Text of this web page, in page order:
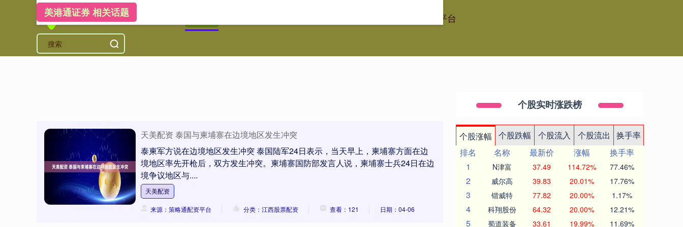
股票配资官网平台
美港通证券 相关话题
天美配资 泰国与柬埔寨在边境地区发生冲突
泰柬军方说在边境地区发生冲突 泰国陆军24日表示，当天早上，柬埔寨方面在边
境地区率先开枪后，双方发生冲突。柬埔寨国防部发言人说，柬埔寨士兵24日在边
境争议地区与....
天美配资
来源：策略通配资平台 分类：江西股票配资 查看：121 日期：04-06
个股实时涨跌榜
个股涨幅 个股跌幅 个股流入 个股流出
换手率
排名
名称 最新价 涨幅
换手率
1
N津富 37.49 114.72% 77.46%
2 威尔高 39.83 20.01% 17.76%
3 锴威特 77.82 20.00% 1.17%
4 科翔股份 64.32 20.00% 12.21%
5 蜀道装备 33.61 19.99% 11.69%